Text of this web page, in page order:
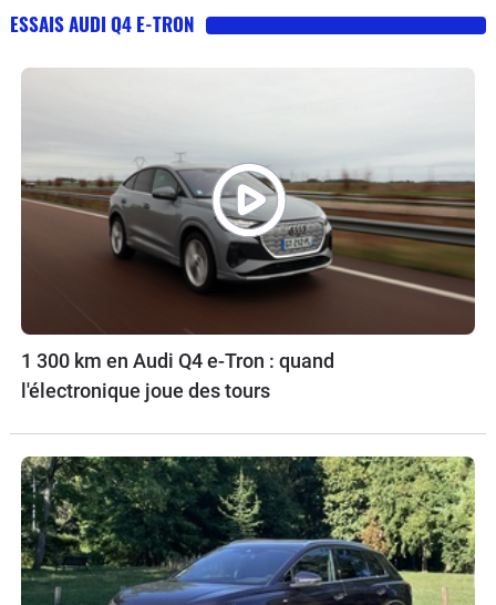
ESSAIS AUDI Q4 E-TRON
1 300 km en Audi Q4 e-Tron : quand
l'électronique joue des tours